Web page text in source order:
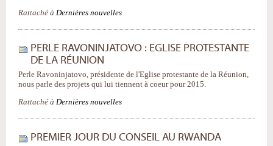
Rattaché à Dernières nouvelles
PERLE RAVONINJATOVO : EGLISE PROTESTANTE
DE LA RÉUNION
Perle Ravoninjatovo, présidente de l'Eglise protestante de la Réunion,
nous parle des projets qui lui tiennent à coeur pour 2015.
Rattaché à Dernières nouvelles
PREMIER JOUR DU CONSEIL AU RWANDA